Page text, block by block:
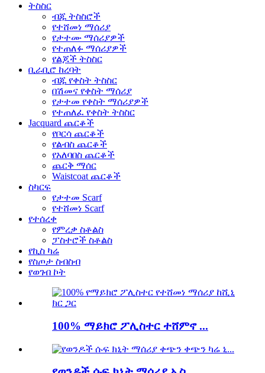
ትስስር
ብጁ ትስስሮች
የተሸመነ ማሰሪያ
የታተሙ ማሰሪያዎች
የተጠለፉ ማሰሪያዎች
የልጆች ትስስር
ቢራቢሮ ከረባት
ብጁ የቀስት ትስስር
በሽመና የቀስት ማሰሪያ
የታተመ የቀስት ማሰሪያዎች
የተጠለፈ የቀስት ትስስር
Jacquard ጨርቆች
የቦርሳ ጨርቆች
የልብስ ጨርቆች
የአለባበስ ጨርቆች
ጨርቅ ማሰር
Waistcoat ጨርቆች
ስካርፍ
የታተመ Scarf
የተሸመነ Scarf
የተሰረቀ
የምረቃ ስቶልስ
ፓስተሮች ስቶልስ
የኪስ ካሬ
የስጦታ ስብስብ
የወገብ ኮት
100% ማይክሮ ፖሊስተር ተሸምኖ ...